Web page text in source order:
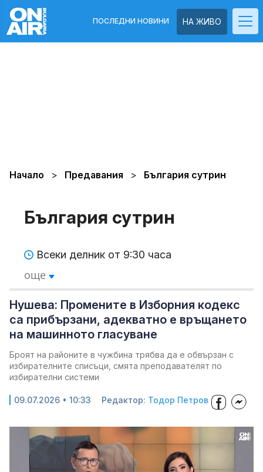
НА ЖИВО
ПОСЛЕДНИ НОВИНИ
Начало Предавания България сутрин
България сутрин
Всеки делник от 9:30 часа
още
Нушева: Промените в Изборния кодекс
са прибързани, адекватно е връщането
на машинното гласуване
Броят на районите в чужбина трябва да е обвързан с
избирателните списъци, смята преподавателят по
избирателни системи
09.07.2026 • 10:33 Редактор: Тодор Петров